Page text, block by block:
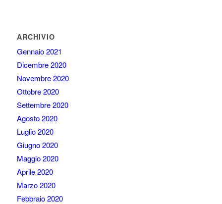
ARCHIVIO
Gennaio 2021
Dicembre 2020
Novembre 2020
Ottobre 2020
Settembre 2020
Agosto 2020
Luglio 2020
Giugno 2020
Maggio 2020
Aprile 2020
Marzo 2020
Febbraio 2020